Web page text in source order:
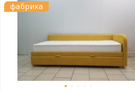
фабрика